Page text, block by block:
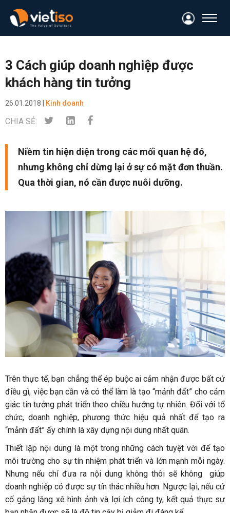
3 Cách giúp doanh nghiệp được
khách hàng tin tưởng
26.01.2018 | Kinh doanh
CHIA SẺ:
Niềm tin hiện diện trong các mối quan hệ đó,
nhưng không chỉ dừng lại ở sự có mặt đơn thuần.
Qua thời gian, nó cần được nuôi dưỡng.
Trên thực tế, bạn chẳng thể ép buộc ai cảm nhận được bất cứ
điều gì, việc bạn cần và có thể làm là tạo “mảnh đất” cho cảm
giác tin tưởng phát triển theo chiều hướng tự nhiên. Đối với tổ
chức, doanh nghiệp, phương thức hiệu quả nhất để tạo ra
“mảnh đất” ấy chính là xây dựng nội dung nhất quán.
Thiết lập nội dung là một trong những cách tuyệt vời để tạo
môi trường cho sự tín nhiệm phát triển và lớn mạnh mỗi ngày.
Nhưng nếu chỉ đưa ra nội dung không thôi sẽ không giúp
doanh nghiệp có được sự tín thác nhiều hơn. Ngược lại, nếu cứ
cố gắng lăng xê hình ảnh và lợi ích công ty, kết quả thực sự